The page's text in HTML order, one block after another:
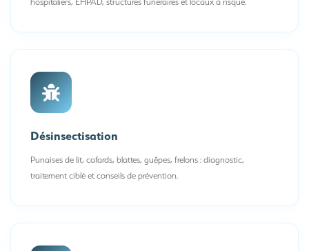
Désinsectisation
Punaises de lit, cafards, blattes, guêpes, frelons : diagnostic,
traitement ciblé et conseils de prévention.